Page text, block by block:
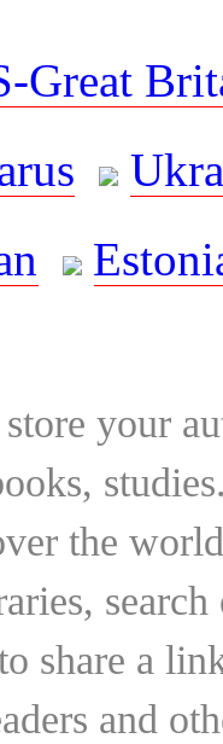
Great
store your
the
share a
and